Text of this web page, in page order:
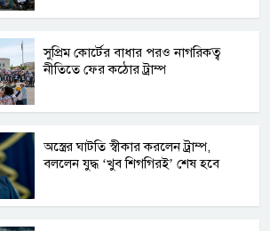
সুপ্রিম কোর্টের বাধার পরও নাগরিকত্ব
নীতিতে ফের কঠোর ট্রাম্প
অস্ত্রের ঘাটতি স্বীকার করলেন ট্রাম্প,
বললেন যুদ্ধ ‘খুব শিগগিরই’ শেষ হবে